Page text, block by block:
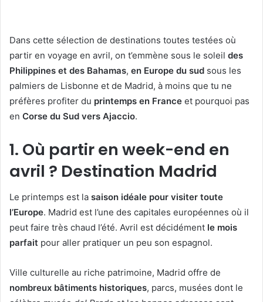
Dans cette sélection de destinations toutes testées où
partir en voyage en avril, on t’emmène sous le soleil des
Philippines et des Bahamas, en Europe du sud sous les
palmiers de Lisbonne et de Madrid, à moins que tu ne
préfères profiter du printemps en France et pourquoi pas
en Corse du Sud vers Ajaccio.
1. Où partir en week-end en
avril ? Destination Madrid
Le printemps est la saison idéale pour visiter toute
l’Europe. Madrid est l’une des capitales européennes où il
peut faire très chaud l’été. Avril est décidément le mois
parfait pour aller pratiquer un peu son espagnol.
Ville culturelle au riche patrimoine, Madrid offre de
nombreux bâtiments historiques, parcs, musées dont le